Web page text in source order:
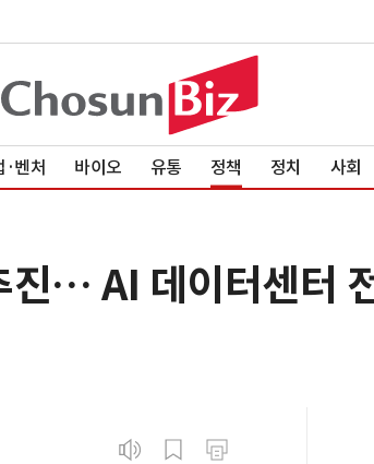
·벤처 바이오 유통 정책 정치 사회
진… AI 데이터센터